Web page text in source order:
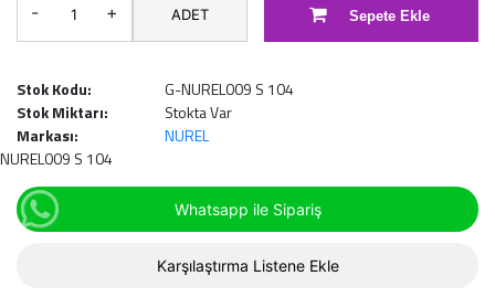
- + ADET Sepete Ekle
Stok Kodu:
G-NUREL009 S 104
Stok Miktarı:
Stokta Var
Markası:
NUREL
NUREL009 S 104
Whatsapp ile Sipariş
Karşılaştırma Listene Ekle